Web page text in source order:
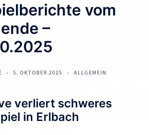
vom
–
5. OKTOBER 2025 ALLGEMEIN
verliert schweres
in Erlbach